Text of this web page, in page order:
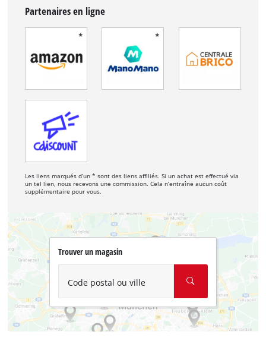
Partenaires en ligne
Les liens marqués d’un * sont des liens affiliés. Si un achat est effectué via
un tel lien, nous recevons une commission. Cela n’entraîne aucun coût
supplémentaire pour vous.
Trouver un magasin
Code postal ou ville